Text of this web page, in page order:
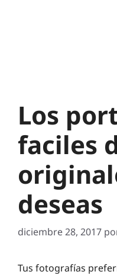
Los
faciles
deseas
diciembre 28, 2017
Tus fotografías